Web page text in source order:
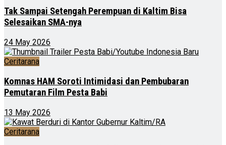
Tak Sampai Setengah Perempuan di Kaltim Bisa
Selesaikan SMA-nya
24 May 2026
Ceritarana
Komnas HAM Soroti Intimidasi dan Pembubaran
Pemutaran Film Pesta Babi
13 May 2026
Ceritarana